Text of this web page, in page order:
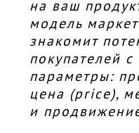
на ваш
модель
знакомит
покупателей
параметры:
цена (price),
и